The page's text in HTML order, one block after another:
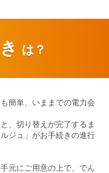
は？
簡単、いままでの電力会
、切り替えが完了するま
ジュ」がお手続きの進行
元にご用意の上で、でん